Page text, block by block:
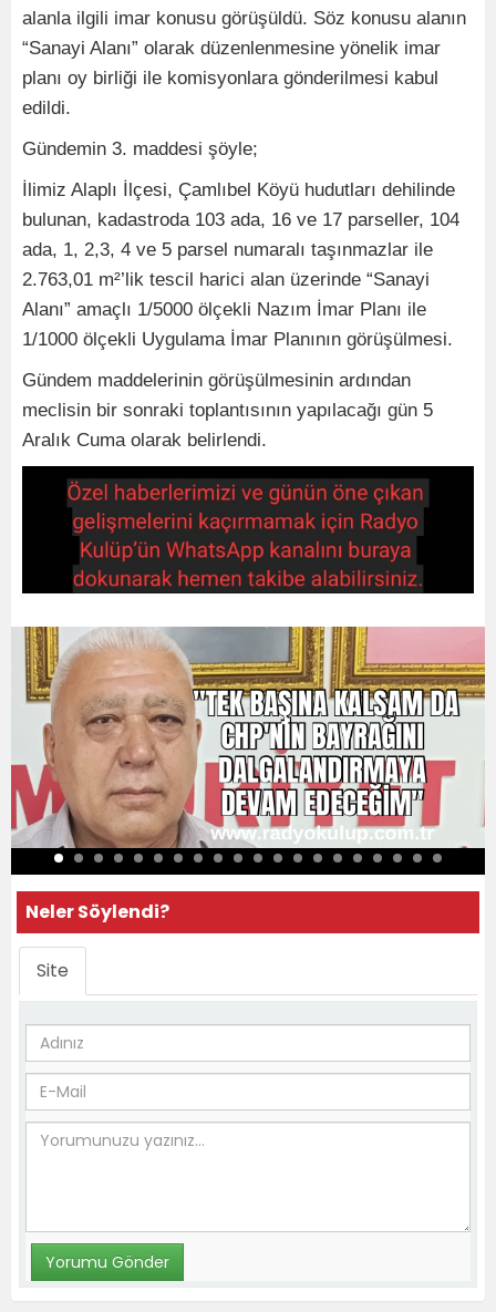
alanla ilgili imar konusu görüşüldü. Söz konusu alanın
“Sanayi Alanı” olarak düzenlenmesine yönelik imar
planı oy birliği ile komisyonlara gönderilmesi kabul
edildi.
Gündemin 3. maddesi şöyle;
İlimiz Alaplı İlçesi, Çamlıbel Köyü hudutları dehilinde
bulunan, kadastroda 103 ada, 16 ve 17 parseller, 104
ada, 1, 2,3, 4 ve 5 parsel numaralı taşınmazlar ile
2.763,01 m²’lik tescil harici alan üzerinde “Sanayi
Alanı” amaçlı 1/5000 ölçekli Nazım İmar Planı ile
1/1000 ölçekli Uygulama İmar Planının görüşülmesi.
Gündem maddelerinin görüşülmesinin ardından
meclisin bir sonraki toplantısının yapılacağı gün 5
Aralık Cuma olarak belirlendi.
Neler Söylendi?
Site